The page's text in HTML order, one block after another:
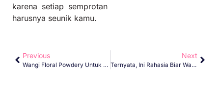
karena setiap semprotan
harusnya seunik kamu.
Previous
Wangi Floral Powdery Untuk Kamu Yang Calm
Next
Ternyata, Ini Rahasia Biar Wangimu Nggak Pernah Boring